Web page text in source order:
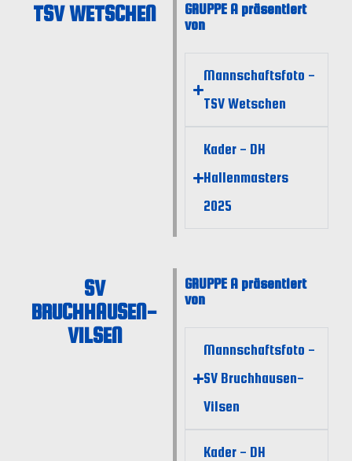
TSV WETSCHEN
GRUPPE A präsentiert
von
Mannschaftsfoto -
TSV Wetschen
Kader - DH
Hallenmasters
2025
SV
BRUCHHAUSEN-
VILSEN
GRUPPE A präsentiert
von
Mannschaftsfoto -
SV Bruchhausen-
Vilsen
Kader - DH